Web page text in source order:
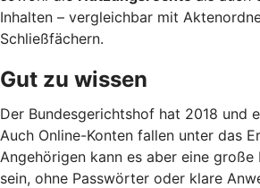
Inhalten – vergleichbar mit
Schließfächern.
Gut zu wissen
Der Bundesgerichtshof hat 2018 und
Auch Online-Konten fallen unter das
Angehörigen kann es aber eine große
sein, ohne Passwörter oder klare